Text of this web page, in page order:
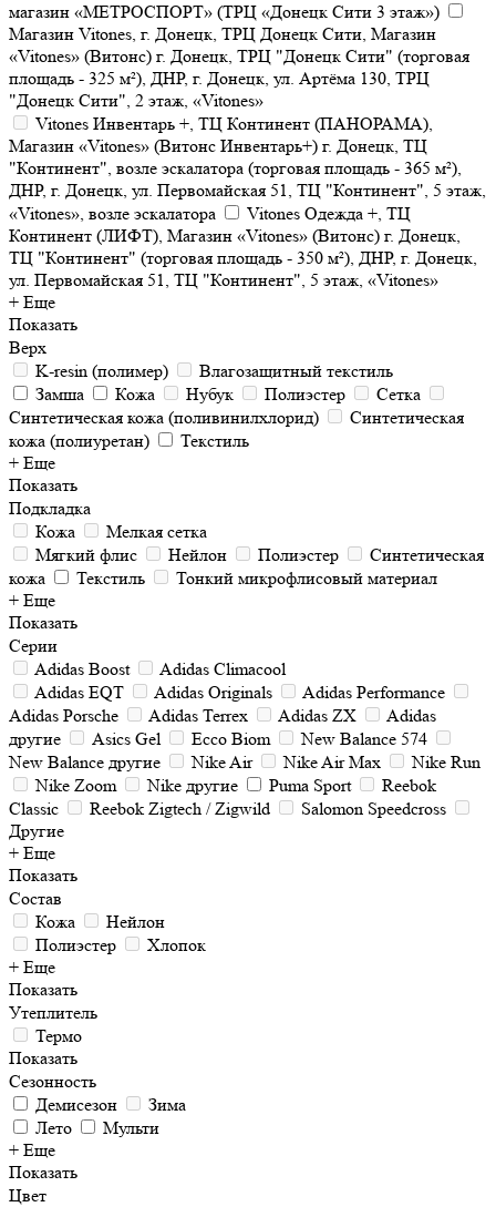
магазин «МЕТРОСПОРТ» (ТРЦ «Донецк Сити 3 этаж»)
Магазин Vitones, г. Донецк, ТРЦ Донецк Сити, Магазин
«Vitones» (Витонс) г. Донецк, ТРЦ "Донецк Сити" (торговая
площадь - 325 м²), ДНР, г. Донецк, ул. Артёма 130, ТРЦ
"Донецк Сити", 2 этаж, «Vitones»
Vitones Инвентарь +, ТЦ Континент (ПАНОРАМА),
Магазин «Vitones» (Витонс Инвентарь+) г. Донецк, ТЦ
"Континент", возле эскалатора (торговая площадь - 365 м²),
ДНР, г. Донецк, ул. Первомайская 51, ТЦ "Континент", 5 этаж,
«Vitones», возле эскалатора
Vitones Одежда +, ТЦ
Континент (ЛИФТ), Магазин «Vitones» (Витонс) г. Донецк,
ТЦ "Континент" (торговая площадь - 350 м²), ДНР, г. Донецк,
ул. Первомайская 51, ТЦ "Континент", 5 этаж, «Vitones»
+ Еще
Показать
Верх
K-resin (полимер)
Влагозащитный текстиль
Замша
Кожа Нубук Полиэстер
Сетка
Синтетическая кожа (поливинилхлорид)
Синтетическая
кожа (полиуретан)
Текстиль
+ Еще
Показать
Подкладка
Кожа
Мелкая сетка
Мягкий флис
Нейлон Полиэстер
Синтетическая
кожа
Текстиль
Тонкий микрофлисовый материал
+ Еще
Показать
Серии
Adidas Boost
Adidas Climacool
Adidas EQT
Adidas Originals
Adidas Performance
Adidas Porsche
Adidas Terrex Adidas ZX
Adidas
другие
Asics Gel Ecco Biom
New Balance 574
New Balance другие
Nike Air Nike Air Max
Nike Run
Nike Zoom
Nike другие Puma Sport
Reebok
Classic
Reebok Zigtech / Zigwild
Salomon Speedcross
Другие
+ Еще
Показать
Состав
Кожа
Нейлон
Полиэстер
Хлопок
+ Еще
Показать
Утеплитель
Термо
Показать
Сезонность
Демисезон
Зима
Лето
Мульти
+ Еще
Показать
Цвет